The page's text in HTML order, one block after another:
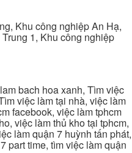
Khu công nghiệp An Hạ,
1, Khu công nghiệp
bach hoa xanh, Tìm việc
việc làm tại nhà, việc làm
facebook, việc làm tphcm
việc làm thủ kho tại tphcm,
làm quận 7 huỳnh tấn phát,
part time, tìm việc làm quận